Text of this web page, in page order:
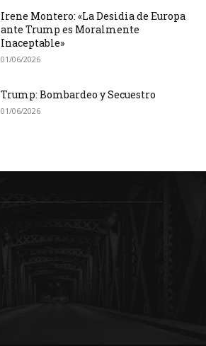
Irene Montero: «La Desidia de Europa
ante Trump es Moralmente
Inaceptable»
01/06/2026
Trump: Bombardeo y Secuestro
01/06/2026